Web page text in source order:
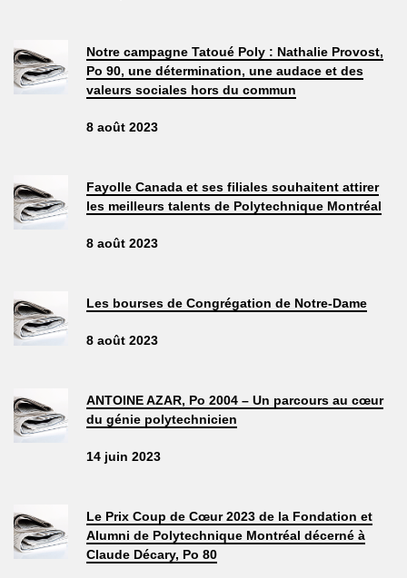
Notre campagne Tatoué Poly : Nathalie Provost,
Po 90, une détermination, une audace et des
valeurs sociales hors du commun
8 août 2023
Fayolle Canada et ses filiales souhaitent attirer
les meilleurs talents de Polytechnique Montréal
8 août 2023
Les bourses de Congrégation de Notre-Dame
8 août 2023
ANTOINE AZAR, Po 2004 – Un parcours au cœur
du génie polytechnicien
14 juin 2023
Le Prix Coup de Cœur 2023 de la Fondation et
Alumni de Polytechnique Montréal décerné à
Claude Décary, Po 80